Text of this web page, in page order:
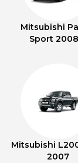
Mitsubishi
Sport
Mitsubishi
2007